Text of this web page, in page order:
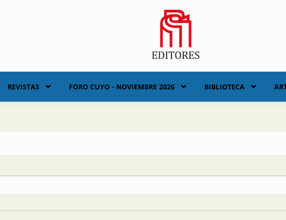
REVISTAS FORO CUYO - NOVIEMBRE 2026 BIBLIOTECA